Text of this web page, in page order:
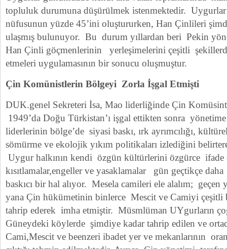
topluluk durumuna düşürülmek istenmektedir. Uygurlar
nüfusunun yüzde 45’ini oluştururken, Han Çinlileri
ulaşmış bulunuyor. Bu durum yıllardan beri Pekin
Han Çinli göçmenlerinin yerleşimelerini çeşitli
etmeleri uygulamasının bir sonucu oluşmuştur.
Çin Komünistlerin Bölgeyi Zorla İşgal Etmişti
DUK.genel Sekreteri İsa, Mao liderliğinde Çin
1949’da Doğu Türkistan’ı işgal ettikten sonra
liderlerinin bölge’de siyasi baskı, ırk ayrımcılığı,
sömürme ve ekolojik yıkım politikaları izlediğini
Uygur halkının kendi özgün kültürlerini özgürce ifade
kısıtlamalar,engeller ve yasaklamalar gün geçtikçe
baskıcı bir hal alıyor. Mesela camileri ele alalım; geçen
yana Çin hükümetinin binlerce Mescit ve Camiyi çeşitli
tahrip ederek imha etmiştir. Müsmlüman UYgurların
Güneydeki köylerde şimdiye kadar tahrip edilen ve
Cami,Mescit ve beenzeri ibadet yer ve mekanlarının